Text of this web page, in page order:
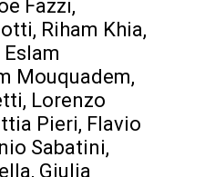
Fazzi,
Riham Khia,
Eslam
Mouquadem,
Lorenzo
Pieri, Flavio
Sabatini,
Giulia